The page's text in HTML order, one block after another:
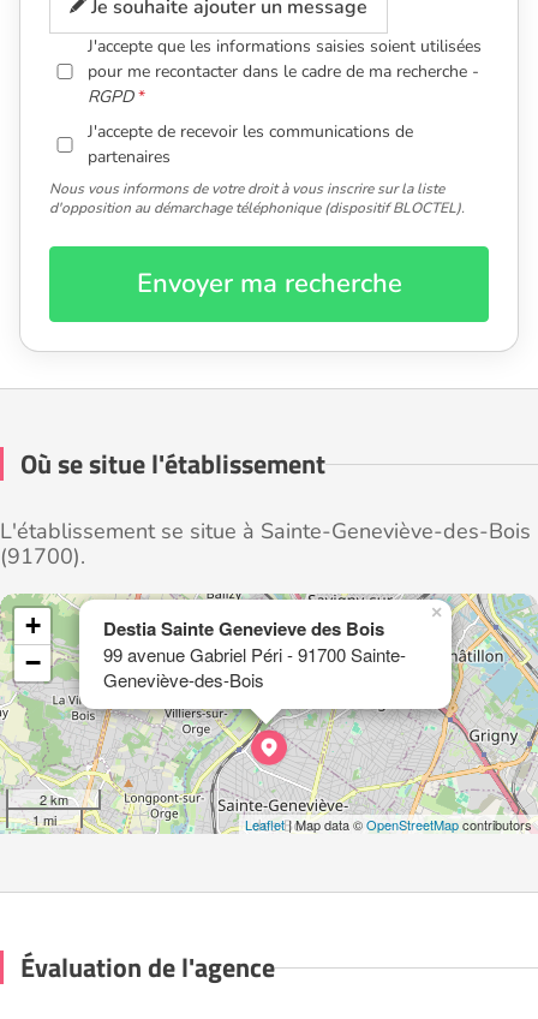
Je souhaite ajouter un message
J'accepte que les informations saisies soient utilisées
pour me recontacter dans le cadre de ma recherche -
RGPD
J'accepte de recevoir les communications de
partenaires
Nous vous informons de votre droit à vous inscrire sur la liste
d'opposition au démarchage téléphonique (dispositif BLOCTEL).
Envoyer ma recherche
Où se situe l'établissement
L'établissement se situe à Sainte-Geneviève-des-Bois
(91700).
Destia Sainte Genevieve des Bois
99 avenue Gabriel Péri - 91700 Sainte-
Geneviève-des-Bois
×
+
−
2 km
1 mi
Leaflet| Map data ©OpenStreetMapcontributors
Évaluation de l'agence